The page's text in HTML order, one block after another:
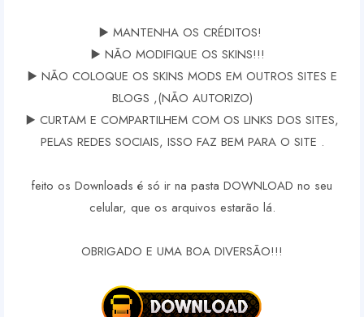
▶️ MANTENHA OS CRÉDITOS!
▶️ NÃO MODIFIQUE OS SKINS!!!
▶️ NÃO COLOQUE OS SKINS MODS EM OUTROS SITES E
BLOGS ,(NÃO AUTORIZO)
▶️ CURTAM E COMPARTILHEM COM OS LINKS DOS SITES,
PELAS REDES SOCIAIS, ISSO FAZ BEM PARA O SITE .
feito os Downloads é só ir na pasta DOWNLOAD no seu
celular, que os arquivos estarão lá.
OBRIGADO E UMA BOA DIVERSÃO!!!